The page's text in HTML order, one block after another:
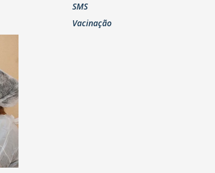
SMS
Vacinação